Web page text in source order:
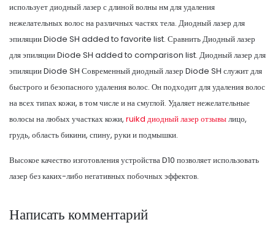
использует диодный лазер с длиной волны нм для удаления
нежелательных волос на различных частях тела. Диодный лазер для
эпиляции Diode SH added to favorite list. Сравнить Диодный лазер
для эпиляции Diode SH added to comparison list. Диодный лазер для
эпиляции Diode SH Современный диодный лазер Diode SH служит для
быстрого и безопасного удаления волос. Он подходит для удаления волос
на всех типах кожи, в том числе и на смуглой. Удаляет нежелательные
волосы на любых участках кожи, ruikd диодный лазер отзывылицо,
грудь, область бикини, спину, руки и подмышки.
Высокое качество изготовления устройства D10 позволяет использовать
лазер без каких-либо негативных побочных эффектов.
Написать комментарий